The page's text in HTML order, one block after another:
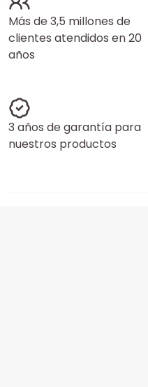
Más de 3,5 millones de
clientes atendidos en 20
años
3 años de garantía para
nuestros productos